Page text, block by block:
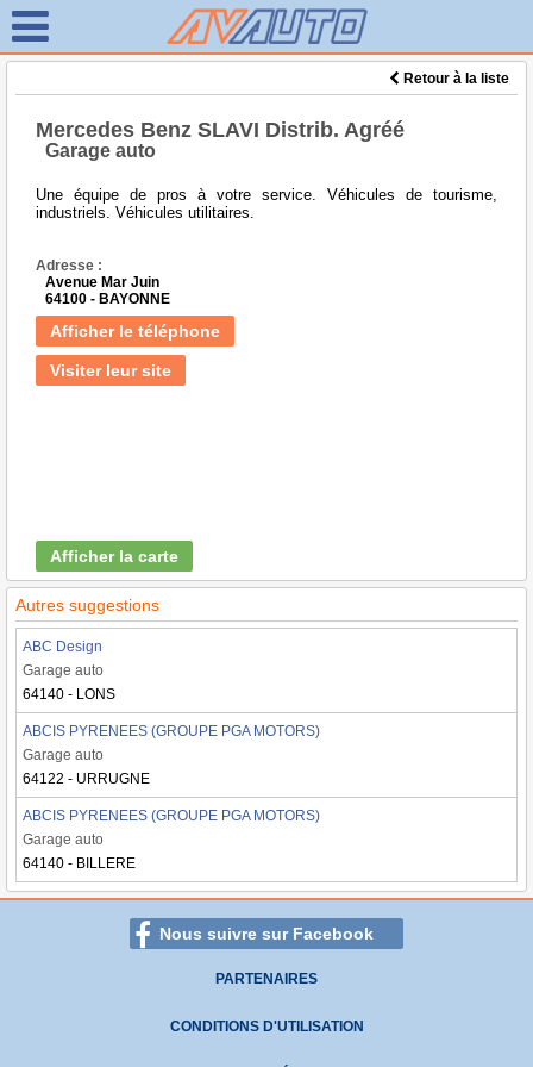
Retour à la liste
Mercedes Benz SLAVI Distrib. Agréé
Garage auto
Une équipe de pros à votre service. Véhicules de tourisme,
industriels. Véhicules utilitaires.
Adresse :
Avenue Mar Juin
64100 - BAYONNE
Afficher le téléphone
Visiter leur site
Afficher la carte
Autres suggestions
ABC Design
Garage auto
64140 - LONS
ABCIS PYRENEES (GROUPE PGA MOTORS)
Garage auto
64122 - URRUGNE
ABCIS PYRENEES (GROUPE PGA MOTORS)
Garage auto
64140 - BILLERE
Nous suivre sur Facebook
PARTENAIRES
CONDITIONS D'UTILISATION